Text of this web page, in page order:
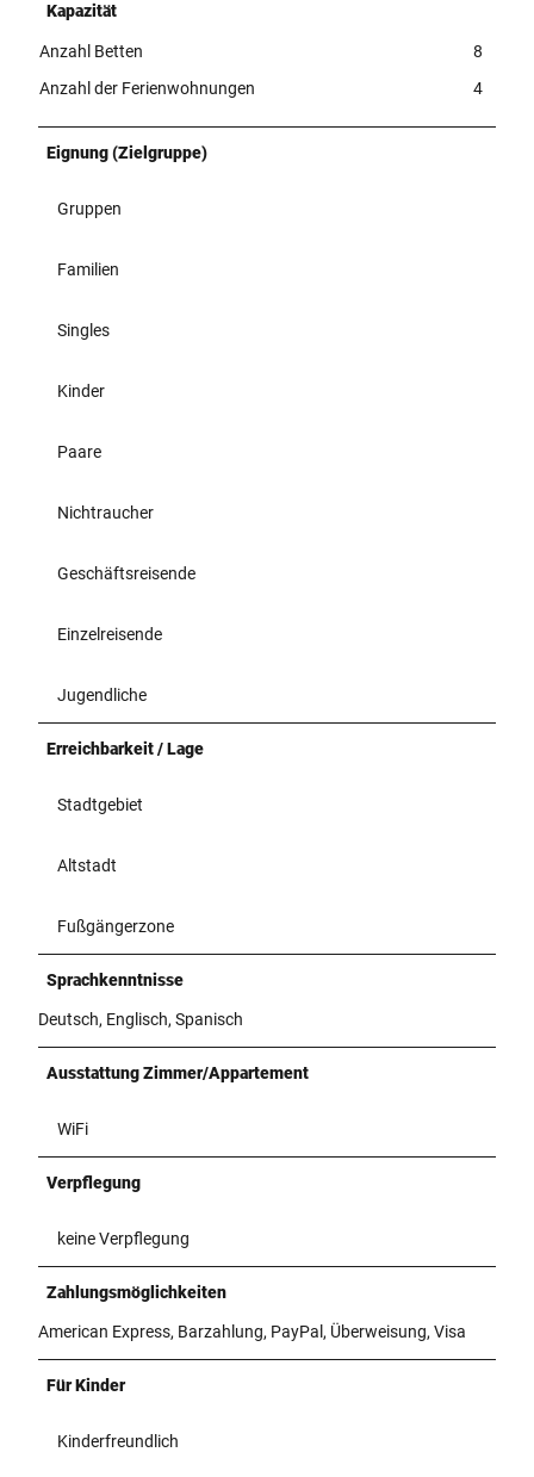
Kapazität
Anzahl Betten
8
Anzahl der Ferienwohnungen
4
Eignung (Zielgruppe)
Gruppen
Familien
Singles
Kinder
Paare
Nichtraucher
Geschäftsreisende
Einzelreisende
Jugendliche
Erreichbarkeit / Lage
Stadtgebiet
Altstadt
Fußgängerzone
Sprachkenntnisse
Deutsch, Englisch, Spanisch
Ausstattung Zimmer/Appartement
WiFi
Verpflegung
keine Verpflegung
Zahlungsmöglichkeiten
American Express, Barzahlung, PayPal, Überweisung, Visa
Für Kinder
Kinderfreundlich